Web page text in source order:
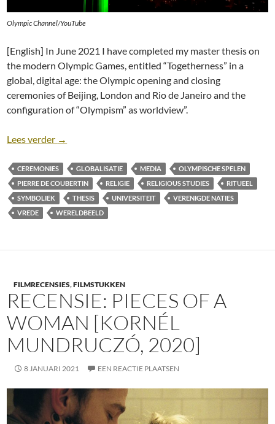
Olympic Channel/YouTube
[English] In June 2021 I have completed my master thesis on
the modern Olympic Games, entitled “Togetherness” in a
global, digital age: the Olympic opening and closing
ceremonies of Beijing, London and Rio de Janeiro and the
configuration of “Olympism” as worldview”.
Lees verder Master thesis: “Togetherness” in a global, digital
→
CEREMONIES GLOBALISATIE MEDIA
OLYMPISCHE SPELEN
PIERRE DE COUBERTIN
RELIGIE RELIGIOUS STUDIES
RITUEEL
SYMBOLIEK
THESIS UNIVERSITEIT
VERENIGDE NATIES
VREDE
WERELDBEELD
FILMRECENSIES,FILMSTUKKEN
RECENSIE: PIECES OF A
WOMAN [KORNÉL
MUNDRUCZÓ, 2020]
8 JANUARI 2021 EEN REACTIE PLAATSEN